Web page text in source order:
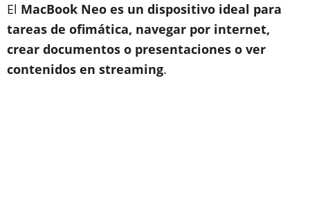
El MacBook Neo es un dispositivo ideal para
tareas de ofimática, navegar por internet,
crear documentos o presentaciones o ver
contenidos en streaming.